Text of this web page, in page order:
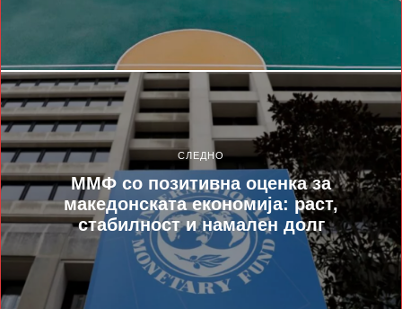
СЛЕДНО
ММФ со позитивна оценка за
македонската економија: раст,
стабилност и намален долг